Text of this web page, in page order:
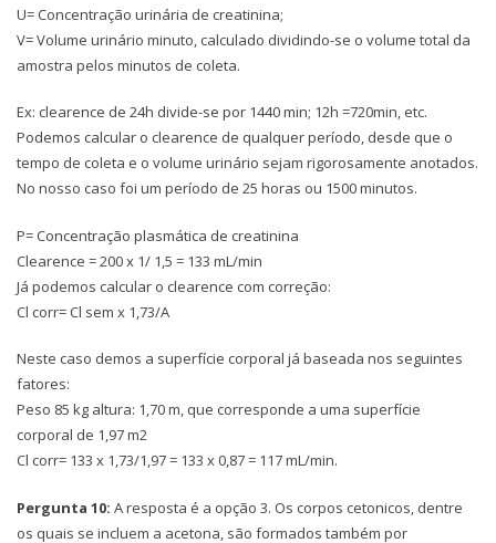
U= Concentração urinária de creatinina;
V= Volume urinário minuto, calculado dividindo-se o volume total da
amostra pelos minutos de coleta.
Ex: clearence de 24h divide-se por 1440 min; 12h =720min, etc.
Podemos calcular o clearence de qualquer período, desde que o
tempo de coleta e o volume urinário sejam rigorosamente anotados.
No nosso caso foi um período de 25 horas ou 1500 minutos.
P= Concentração plasmática de creatinina
Clearence = 200 x 1/ 1,5 = 133 mL/min
Já podemos calcular o clearence com correção:
Cl corr= Cl sem x 1,73/A
Neste caso demos a superfície corporal já baseada nos seguintes
fatores:
Peso 85 kg altura: 1,70 m, que corresponde a uma superfície
corporal de 1,97 m2
Cl corr= 133 x 1,73/1,97 = 133 x 0,87 = 117 mL/min.
Pergunta 10: A resposta é a opção 3. Os corpos cetonicos, dentre
os quais se incluem a acetona, são formados também por